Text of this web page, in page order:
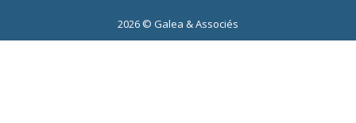
2026 © Galea & Associés